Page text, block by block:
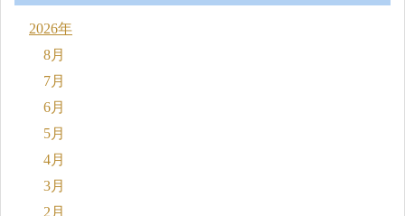
2026年
8月
7月
6月
5月
4月
3月
2月